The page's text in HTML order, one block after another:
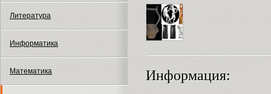
Литература
Информатика
Математика Информация: